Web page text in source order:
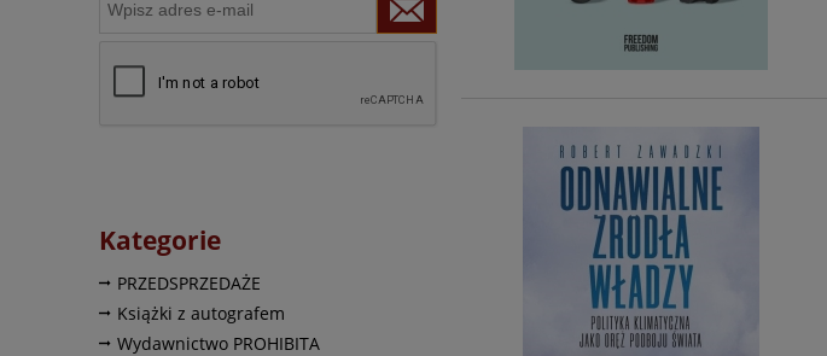
Kategorie
PRZEDSPRZEDAŻE
Książki z autografem
Wydawnictwo PROHIBITA